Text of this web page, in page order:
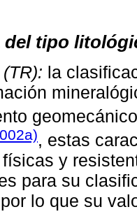
del tipo
la
, estas
y
para su
lo que su